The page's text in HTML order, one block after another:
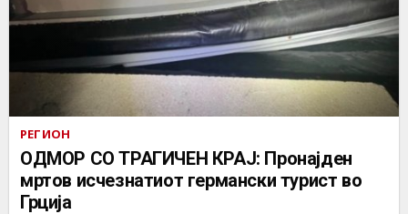
РЕГИОН
ОДМОР СО ТРАГИЧЕН КРАЈ: Пронајден
мртов исчезнатиот германски турист во
Грција